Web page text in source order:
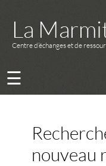
La
Centre d’échanges et de
☰
nouveau